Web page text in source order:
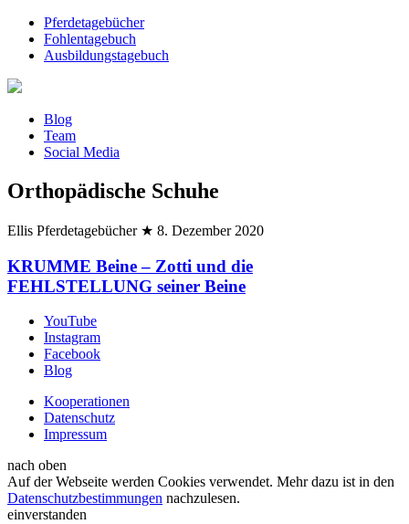
Pferdetagebücher
Fohlentagebuch
Ausbildungstagebuch
Blog
Team
Social Media
Orthopädische Schuhe
Ellis Pferdetagebücher ★ 8. Dezember 2020
KRUMME Beine – Zotti und die
FEHLSTELLUNG seiner Beine
YouTube
Instagram
Facebook
Blog
Kooperationen
Datenschutz
Impressum
nach oben
Auf der Webseite werden Cookies verwendet. Mehr dazu ist in den
Datenschutzbestimmungen nachzulesen.
einverstanden